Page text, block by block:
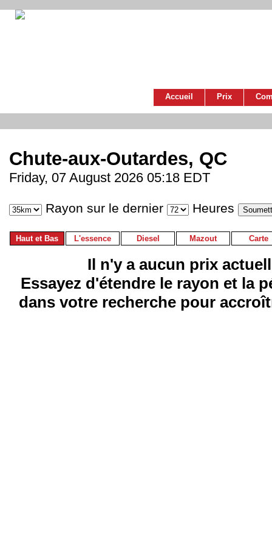
Accueil Prix
Chute-aux-Outardes, QC
Friday, 07 August 2026 05:18 EDT
Rayon sur le dernier Heures
Haut et Bas L'essence Diesel Mazout Carte
Il n'y a aucun prix
Essayez d'étendre le rayon et la
dans votre recherche pour